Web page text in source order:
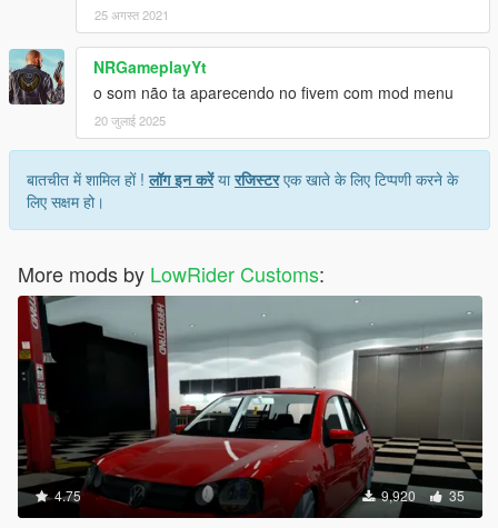
25 अगस्त 2021
NRGameplayYt
o som não ta aparecendo no fivem com mod menu
20 जुलाई 2025
बातचीत में शामिल हों !लॉग इन करेंयारजिस्टरएक खाते के लिए टिप्पणी करने के
लिए सक्षम हो।
More mods by LowRider Customs:
4.75 9,920 35